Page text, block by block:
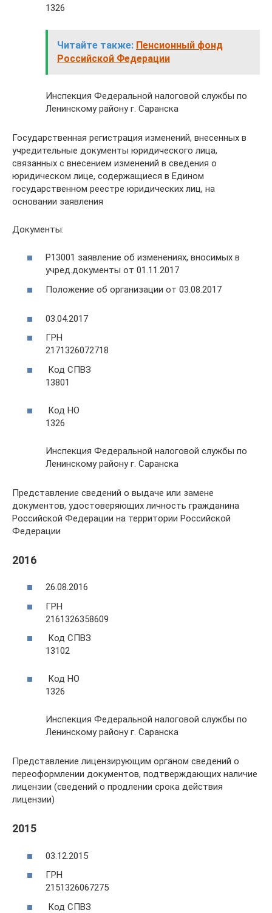
1326
Читайте также: Пенсионный фонд
Российской Федерации
Инспекция Федеральной налоговой службы по
Ленинскому району г. Саранска
Государственная регистрация изменений, внесенных в
учредительные документы юридического лица,
связанных с внесением изменений в сведения о
юридическом лице, содержащиеся в Едином
государственном реестре юридических лиц, на
основании заявления
Документы:
Р13001 заявление об изменениях, вносимых в
учред.документы от 01.11.2017
Положение об организации от 03.08.2017
03.04.2017
ГРН
2171326072718
Код СПВЗ
13801
Код НО
1326
Инспекция Федеральной налоговой службы по
Ленинскому району г. Саранска
Представление сведений о выдаче или замене
документов, удостоверяющих личность гражданина
Российской Федерации на территории Российской
Федерации
2016
26.08.2016
ГРН
2161326358609
Код СПВЗ
13102
Код НО
1326
Инспекция Федеральной налоговой службы по
Ленинскому району г. Саранска
Представление лицензирующим органом сведений о
переоформлении документов, подтверждающих наличие
лицензии (сведений о продлении срока действия
лицензии)
2015
03.12.2015
ГРН
2151326067275
Код СПВЗ